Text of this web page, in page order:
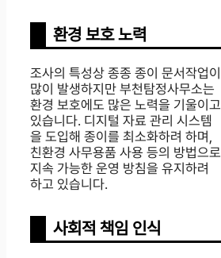
환경 보호 노력
조사의 특성상 종종 종이 문서작업이
많이 발생하지만 부천탐정사무소는
환경 보호에도 많은 노력을 기울이고
있습니다. 디지털 자료 관리 시스템
을 도입해 종이를 최소화하려 하며,
친환경 사무용품 사용 등의 방법으로
지속 가능한 운영 방침을 유지하려
하고 있습니다.
사회적 책임 인식